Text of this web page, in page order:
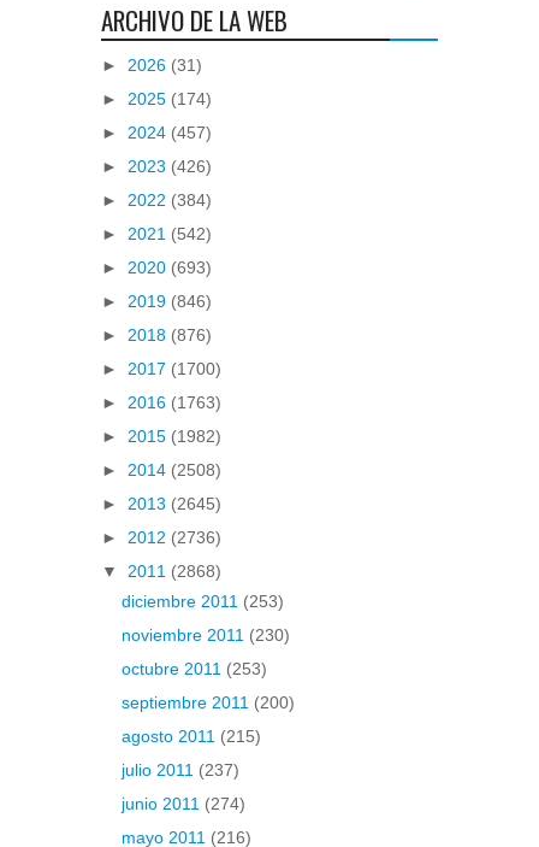
ARCHIVO DE LA WEB
► 2026 (31)
► 2025 (174)
► 2024 (457)
► 2023 (426)
► 2022 (384)
► 2021 (542)
► 2020 (693)
► 2019 (846)
► 2018 (876)
► 2017 (1700)
► 2016 (1763)
► 2015 (1982)
► 2014 (2508)
► 2013 (2645)
► 2012 (2736)
▼ 2011 (2868)
diciembre 2011 (253)
noviembre 2011 (230)
octubre 2011 (253)
septiembre 2011 (200)
agosto 2011 (215)
julio 2011 (237)
junio 2011 (274)
mayo 2011 (216)